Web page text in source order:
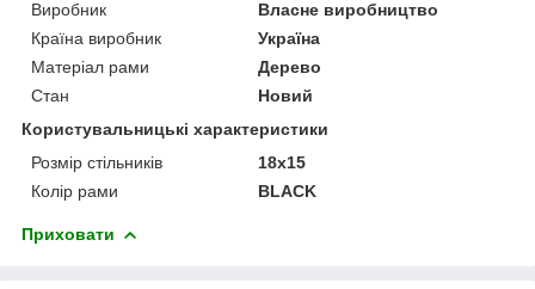
Виробник
Власне виробництво
Країна виробник
Україна
Матеріал рами
Дерево
Стан
Новий
Користувальницькі характеристики
Розмір стільників
18х15
Колір рами
BLACK
Приховати